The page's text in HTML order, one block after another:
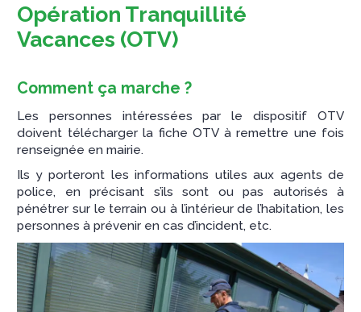
Opération Tranquillité
Vacances (OTV)
Comment ça marche ?
Les personnes intéressées par le dispositif OTV
doivent télécharger la fiche OTV à remettre une fois
renseignée en mairie.
Ils y porteront les informations utiles aux agents de
police, en précisant s’ils sont ou pas autorisés à
pénétrer sur le terrain ou à l’intérieur de l’habitation, les
personnes à prévenir en cas d’incident, etc.